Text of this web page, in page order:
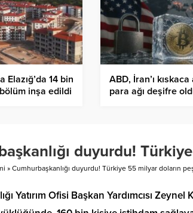
Elazığ’da 14 bin
inşa edildi
ABD, İran’ı kıskaca
para ağı deşifre
duyurdu!
» Cumhurbaşkanlığı duyurdu! Türkiye 55 milyar doların
Yatırım Ofisi Başkan Yardımcısı Zeynel